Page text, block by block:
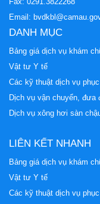
Email:
DANH MỤC
Bảng giá dịch vụ khám
Vật tư Y tế
Các kỹ thuật dịch vụ
Dịch vụ vận chuyển, đưa
Dịch vụ xông hơi sàn
LIÊN KẾT NHANH
Bảng giá dịch vụ khám
Vật tư Y tế
Các kỹ thuật dịch vụ